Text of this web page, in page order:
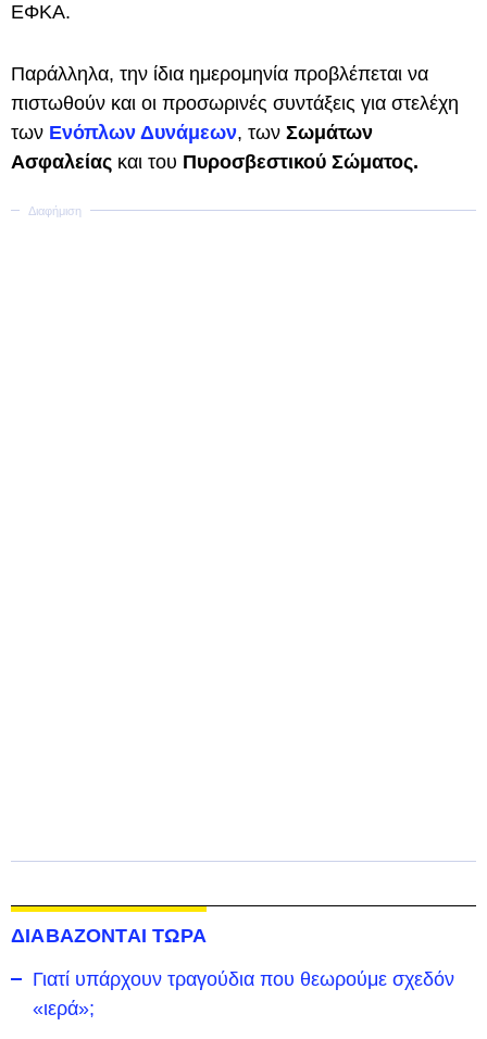
ΕΦΚΑ.
Παράλληλα, την ίδια ημερομηνία προβλέπεται να
πιστωθούν και οι προσωρινές συντάξεις για στελέχη
των Ενόπλων Δυνάμεων, των Σωμάτων
Ασφαλείας και του Πυροσβεστικού Σώματος.
ΔΙΑΒΑΖΟΝΤΑΙ ΤΩΡΑ
Γιατί υπάρχουν τραγούδια που θεωρούμε σχεδόν
«ιερά»;